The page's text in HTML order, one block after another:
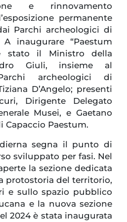
e rinnovamento
permanente
Parchi archeologici di
inaugurare “Paestum
stato il Ministro della
Giuli, insieme al
archeologici di
D’Angelo; presenti
Dirigente Delegato
Musei, e Gaetano
Capaccio Paestum.
segna il punto di
sviluppato per fasi. Nel
la sezione dedicata
protostoria del territorio,
e sullo spazio pubblico
e la nuova sezione
2024 è stata inaugurata